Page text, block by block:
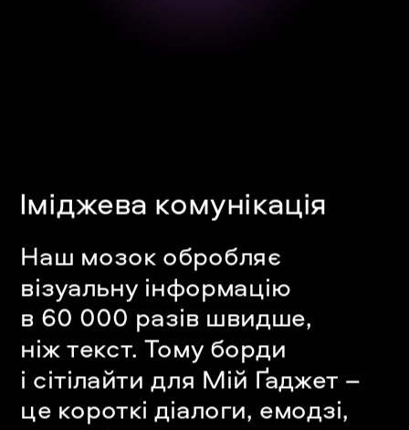
Іміджева комунікація
Наш мозок обробляє
візуальну інформацію
в 60 000 разів швидше,
ніж текст. Тому борди
і сітілайти для Мій Ґаджет –
це короткі діалоги, емодзі,